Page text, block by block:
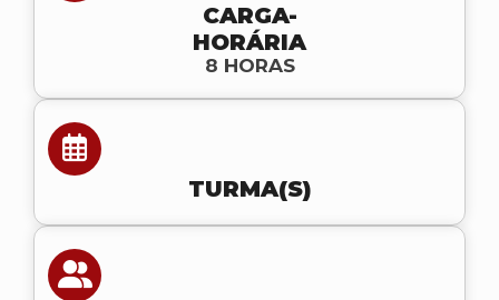
CARGA-
HORÁRIA
8 HORAS
TURMA(S)